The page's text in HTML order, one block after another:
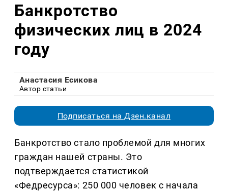
Банкротство
физических лиц в 2024
году
Анастасия Есикова
Автор статьи
Подписаться на Дзен.канал
Банкротство стало проблемой для многих
граждан нашей страны. Это
подтверждается статистикой
«Федресурса»: 250 000 человек с начала